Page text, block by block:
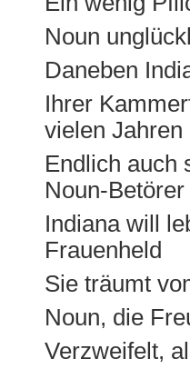
Noun
Daneben
Ihrer
vielen Jahren
Endlich auch
Noun-Betörer
Indiana will
Frauenheld
Sie träumt
Noun, die
Verzweifelt,